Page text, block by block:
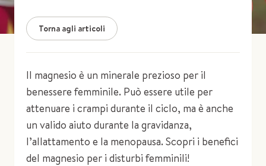
Torna agli articoli
Il magnesio è un minerale prezioso per il
benessere femminile. Può essere utile per
attenuare i crampi durante il ciclo, ma è anche
un valido aiuto durante la gravidanza,
l’allattamento e la menopausa. Scopri i benefici
del magnesio per i disturbi femminili!